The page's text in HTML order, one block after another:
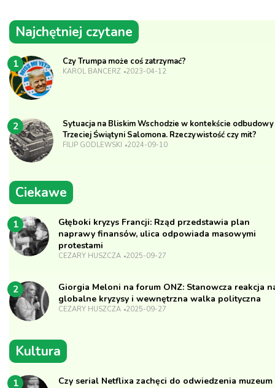
Najchętniej czytane
1 Czy Trumpa może coś zatrzymać?
KAROL BANCERZ 2023-04-12
2
Sytuacja na Bliskim Wschodzie w kontekście odbudowy
Trzeciej Świątyni Salomona. Rzeczywistość czy mit?
FILIP GODLEWSKI 2024-09-10
Ciekawe
1
Głęboki kryzys Francji: Rząd przedstawia plan
naprawy finansów, ulica odpowiada masowymi
protestami
CEZARY HUSZCZA 2025-09-27
2
Giorgia Meloni na forum ONZ: Stanowcza reakcja
globalne kryzysy i wewnętrzna walka polityczna
CEZARY HUSZCZA 2025-09-27
Kultura
1
Czy serial Netflixa zachęci do odwiedzenia muzeum